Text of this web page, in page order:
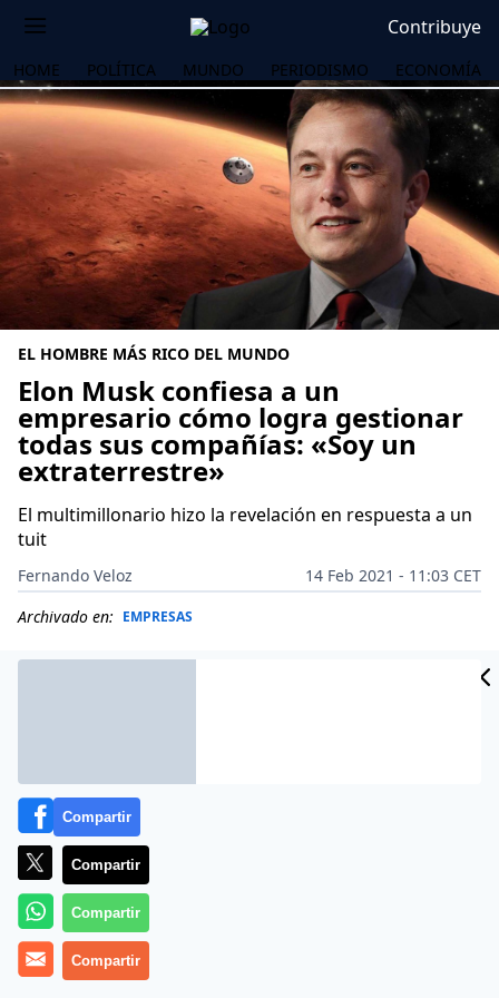
Contribuye
HOME POLÍTICA MUNDO PERIODISMO ECONOMÍA
EL HOMBRE MÁS RICO DEL MUNDO
Elon Musk confiesa a un
empresario cómo logra gestionar
todas sus compañías: «Soy un
extraterrestre»
El multimillonario hizo la revelación en respuesta a un
tuit
Fernando Veloz
14 Feb 2021 - 11:03 CET
Archivado en: EMPRESAS
Más información
Compartir
Compartir
Compartir
Compartir